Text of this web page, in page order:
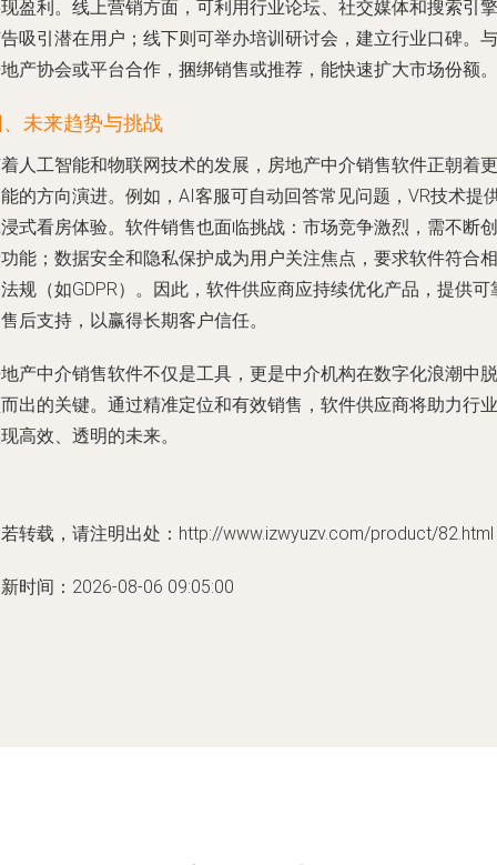
盈利。线上营销方面，可利用行业论坛、社交媒体和搜索引擎
吸引潜在用户；线下则可举办培训研讨会，建立行业口碑。与
产协会或平台合作，捆绑销售或推荐，能快速扩大市场份额。
未来趋势与挑战
人工智能和物联网技术的发展，房地产中介销售软件正朝着更
的方向演进。例如，AI客服可自动回答常见问题，VR技术提
式看房体验。软件销售也面临挑战：市场竞争激烈，需不断创
能；数据安全和隐私保护成为用户关注焦点，要求软件符合相
规（如GDPR）。因此，软件供应商应持续优化产品，提供可
后支持，以赢得长期客户信任。
产中介销售软件不仅是工具，更是中介机构在数字化浪潮中脱
出的关键。通过精准定位和有效销售，软件供应商将助力行业
高效、透明的未来。
转载，请注明出处：http://www.izwyuzv.com/product/82.html
时间：2026-08-06 09:05:00